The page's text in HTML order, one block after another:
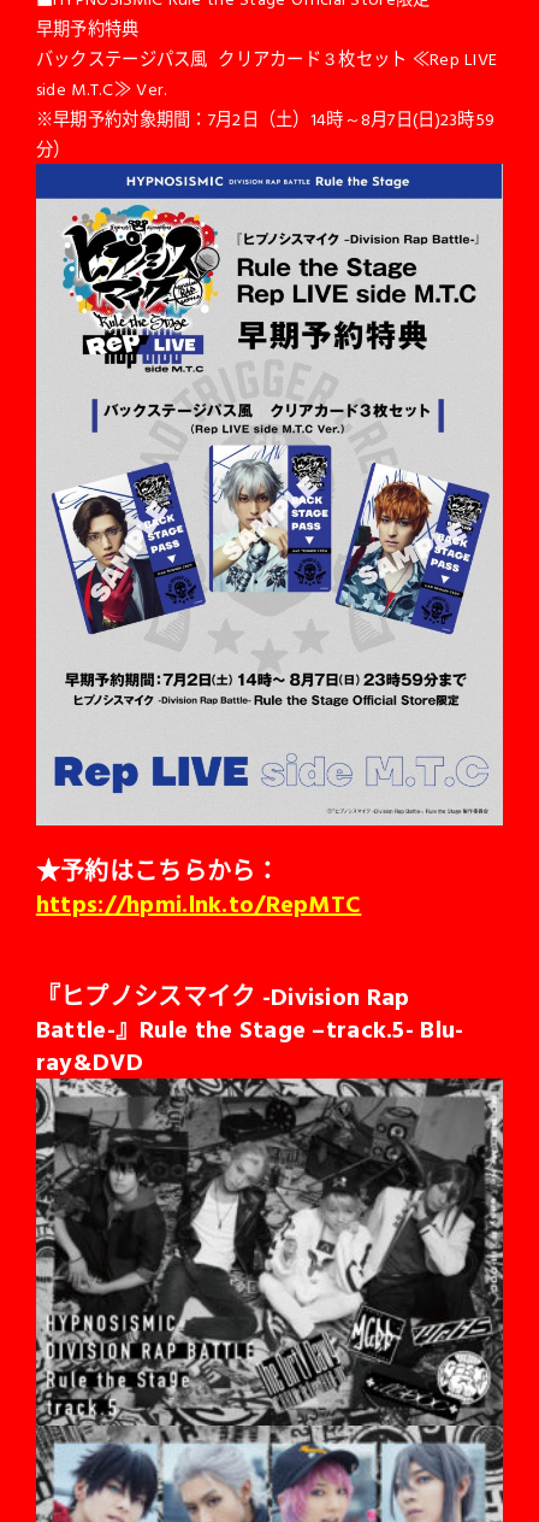
早期予約特典
バックステージパス風 クリアカード３枚セット ≪Rep LIVE
side M.T.C≫ Ver.
※早期予約対象期間：7月2日（土）14時～8月7日(日)23時59
分）
★予約はこちらから：
https://hpmi.lnk.to/RepMTC
『ヒプノシスマイク -Division Rap
Battle-』Rule the Stage –track.5- Blu-
ray&DVD